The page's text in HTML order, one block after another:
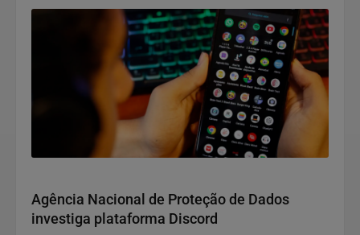
Agência Nacional de Proteção de Dados
investiga plataforma Discord